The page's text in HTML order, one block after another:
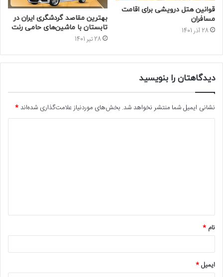
قوانین هتل درویشی برای اقامت
مسافران
28 آذر 1401
بهترین مقاصد گردشگری ایران در
تابستان با ماشین‌های حامی رنت
28 تیر 1401
دیدگاهتان را بنویسید
نشانی ایمیل شما منتشر نخواهد شد. بخش‌های موردنیاز علامت‌گذاری شده‌اند*
*
نام *
ایمیل*